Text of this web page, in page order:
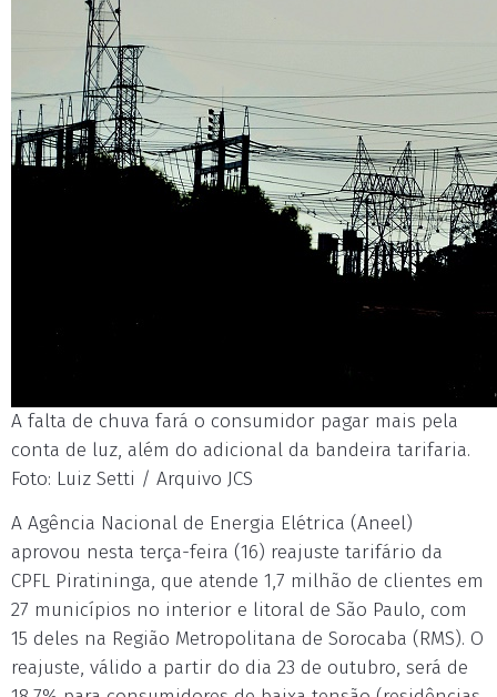
A falta de chuva fará o consumidor pagar mais pela
conta de luz, além do adicional da bandeira tarifaria.
Foto: Luiz Setti / Arquivo JCS
A Agência Nacional de Energia Elétrica (Aneel)
aprovou nesta terça-feira (16) reajuste tarifário da
CPFL Piratininga, que atende 1,7 milhão de clientes em
27 municípios no interior e litoral de São Paulo, com
15 deles na Região Metropolitana de Sorocaba (RMS). O
reajuste, válido a partir do dia 23 de outubro, será de